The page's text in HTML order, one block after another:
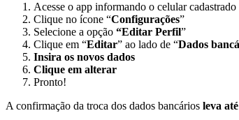
Acesse o app informando o celular cadastrado
Clique no ícone “Configurações”
Selecione a opção “Editar Perfil”
Clique em “Editar” ao lado de “Dados
Insira os novos dados
Clique em alterar
Pronto!
A confirmação da troca dos dados bancários leva